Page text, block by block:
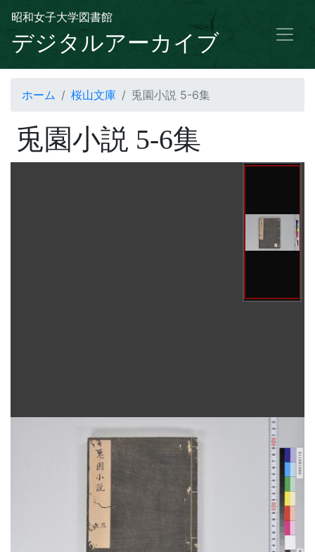
昭和女子大学図書館
デジタルアーカイブ
ホーム 桜山文庫 兎園小説 5-6集
兎園小説 5-6集